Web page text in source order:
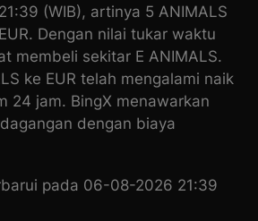
(WIB), artinya 5 ANIMALS
Dengan nilai tukar waktu
membeli sekitar E ANIMALS.
ke EUR telah mengalami naik
24 jam. BingX menawarkan
dengan biaya
pada 06-08-2026 21:39